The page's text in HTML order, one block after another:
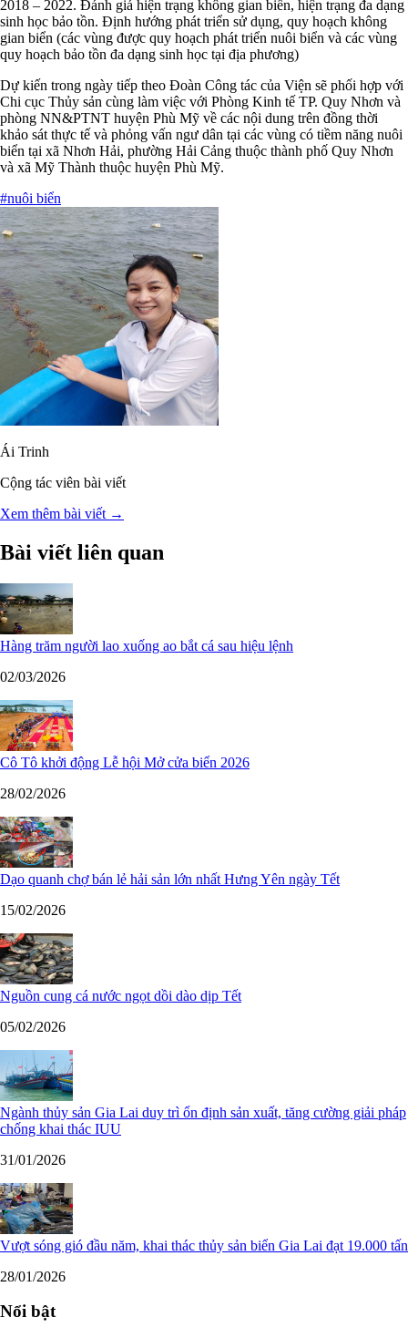
2018 – 2022. Đánh giá hiện trạng không gian biển, hiện trạng đa dạng
sinh học bảo tồn. Định hướng phát triển sử dụng, quy hoạch không
gian biển (các vùng được quy hoạch phát triển nuôi biển và các vùng
quy hoạch bảo tồn đa dạng sinh học tại địa phương)
Dự kiến trong ngày tiếp theo Đoàn Công tác của Viện sẽ phối hợp với
Chi cục Thủy sản cùng làm việc với Phòng Kinh tế TP. Quy Nhơn và
phòng NN&PTNT huyện Phù Mỹ về các nội dung trên đồng thời
khảo sát thực tế và phỏng vấn ngư dân tại các vùng có tiềm năng nuôi
biển tại xã Nhơn Hải, phường Hải Cảng thuộc thành phố Quy Nhơn
và xã Mỹ Thành thuộc huyện Phù Mỹ.
#nuôi biển
Ái Trinh
Cộng tác viên bài viết
Xem thêm bài viết →
Bài viết liên quan
Hàng trăm người lao xuống ao bắt cá sau hiệu lệnh
02/03/2026
Cô Tô khởi động Lễ hội Mở cửa biển 2026
28/02/2026
Dạo quanh chợ bán lẻ hải sản lớn nhất Hưng Yên ngày Tết
15/02/2026
Nguồn cung cá nước ngọt dồi dào dịp Tết
05/02/2026
Ngành thủy sản Gia Lai duy trì ổn định sản xuất, tăng cường giải pháp
chống khai thác IUU
31/01/2026
Vượt sóng gió đầu năm, khai thác thủy sản biển Gia Lai đạt 19.000 tấn
28/01/2026
Nổi bật